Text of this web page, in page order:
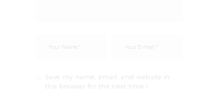
Save my name, email, and website in
this browser for the next time I